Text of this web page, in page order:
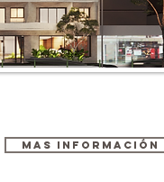
MAS INFORMACIÓN